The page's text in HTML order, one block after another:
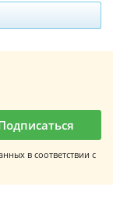
в соответствии с